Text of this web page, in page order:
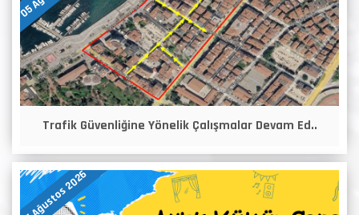
Trafik Güvenliğine Yönelik Çalışmalar Devam Ed..
05 Ağustos 2026